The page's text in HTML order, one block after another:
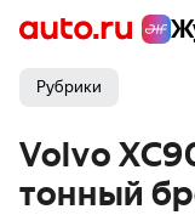
Рубрики
Volvo
тонный